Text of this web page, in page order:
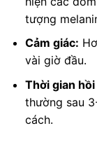
tượng
Cảm giác:
vài giờ đầu.
Thời gian
thường sau
cách.